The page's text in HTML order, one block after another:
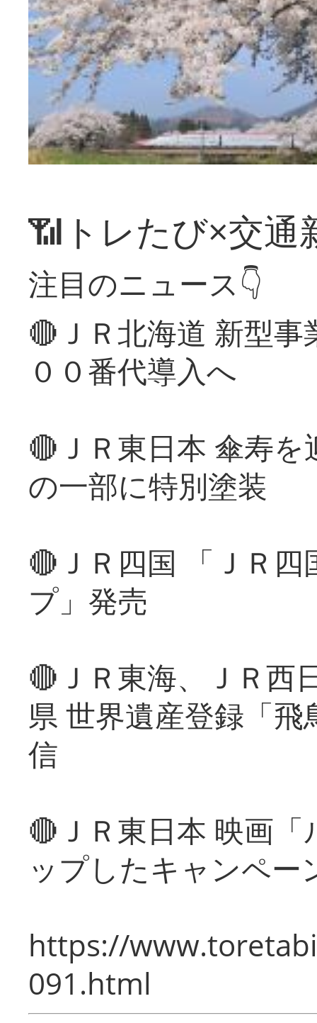
📶トレたび×交通
注目のニュース👇
🔴ＪＲ北海道 新型
００番代導入へ
🔴ＪＲ東日本 傘寿
の一部に特別塗装
🔴ＪＲ四国 「ＪＲ
プ」発売
🔴ＪＲ東海、ＪＲ西
県 世界遺産登録「
信
🔴ＪＲ東日本 映画
ップしたキャンペー
https://
091.html